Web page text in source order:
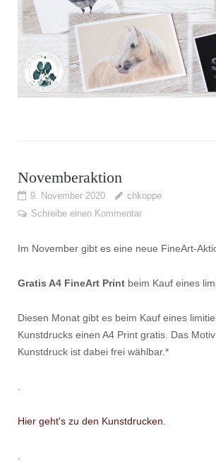
Novemberaktion
9. November 2020
chkoppe
Schreibe einen Kommentar
Im November gibt es eine neue FineArt-
Gratis A4 FineArt Printbeim Kauf eines
Diesen Monat gibt es beim Kauf eines
Kunstdrucks einen A4 Print gratis. Das
Kunstdruck ist dabei frei wählbar.*
Hier geht's zu den Kunstdrucken.